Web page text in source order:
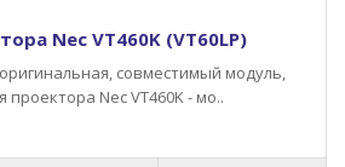
Nec VT460K (VT60LP)
совместимый модуль,
проектора Nec VT460K - мо..